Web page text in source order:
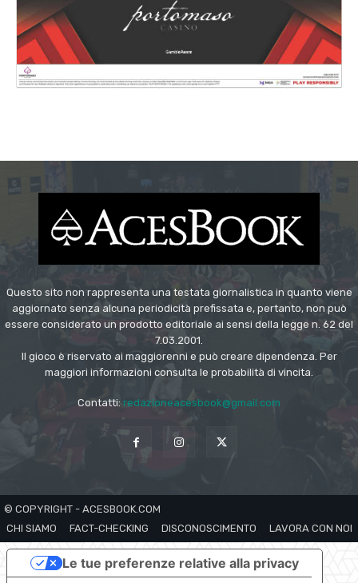
Questo sito non rappresenta una testata giornalistica in quanto viene
aggiornato senza alcuna periodicità prefissata e, pertanto, non può
essere considerato un prodotto editoriale ai sensi della legge n. 62 del
7.03.2001.
Il gioco è riservato ai maggiorenni e può creare dipendenza. Per
maggiori informazioni consulta le probabilità di vincita.
Contatti: redazioneacesbook@gmail.com
© COPYRIGHT - ACESBOOK.COM
CHI SIAMO
FACT-CHECKING DISCONOSCIMENTO LAVORA CON NOI
Le tue preferenze relative alla privacy